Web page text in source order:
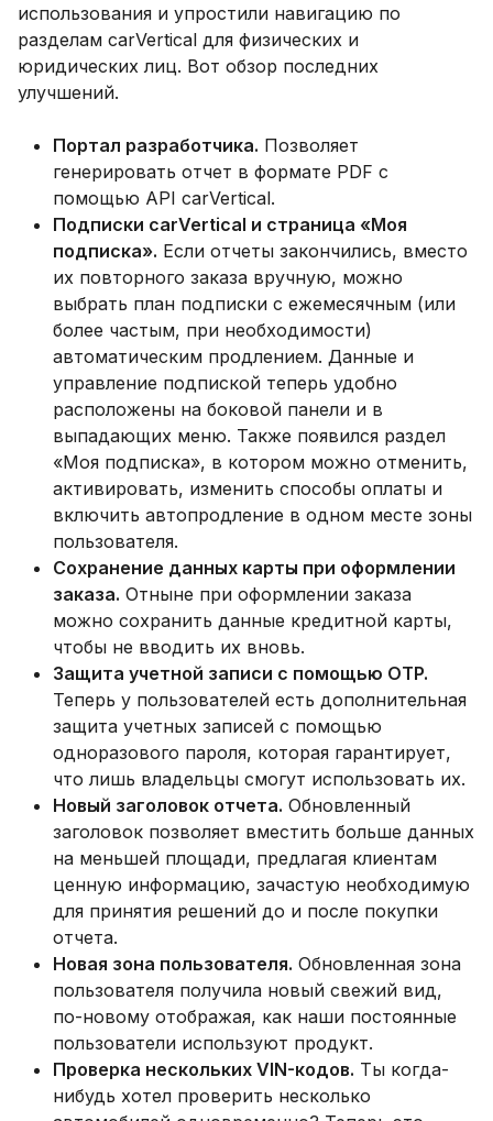
использования и упростили навигацию по
разделам carVertical для физических и
юридических лиц. Вот обзор последних
улучшений.
Портал разработчика. Позволяет
генерировать отчет в формате PDF с
помощью API carVertical.
Подписки carVertical и страница «Моя
подписка». Если отчеты закончились, вместо
их повторного заказа вручную, можно
выбрать план подписки с ежемесячным (или
более частым, при необходимости)
автоматическим продлением. Данные и
управление подпиской теперь удобно
расположены на боковой панели и в
выпадающих меню. Также появился раздел
«Моя подписка», в котором можно отменить,
активировать, изменить способы оплаты и
включить автопродление в одном месте зоны
пользователя.
Сохранение данных карты при оформлении
заказа. Отныне при оформлении заказа
можно сохранить данные кредитной карты,
чтобы не вводить их вновь.
Защита учетной записи с помощью OTP.
Теперь у пользователей есть дополнительная
защита учетных записей с помощью
одноразового пароля, которая гарантирует,
что лишь владельцы смогут использовать их.
Новый заголовок отчета. Обновленный
заголовок позволяет вместить больше данных
на меньшей площади, предлагая клиентам
ценную информацию, зачастую необходимую
для принятия решений до и после покупки
отчета.
Новая зона пользователя. Обновленная зона
пользователя получила новый свежий вид,
по-новому отображая, как наши постоянные
пользователи используют продукт.
Проверка нескольких VIN-кодов. Ты когда-
нибудь хотел проверить несколько